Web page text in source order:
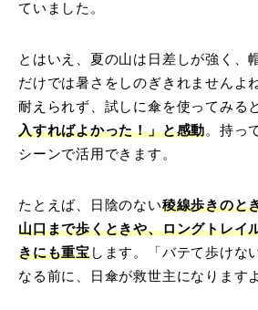
ていました。
とはいえ、夏の山は日差しが強く、
だけでは暑さをしのぎきれませんよ
耐えられず、試しに傘を使ってみる
入すればよかった！」と感動。持っ
シーンで活用できます。
たとえば、日陰のない稜線歩きのと
山口まで歩くときや、ロングトレイ
きにも重宝します。「バテて歩けな
なる前に、日傘が救世主になります